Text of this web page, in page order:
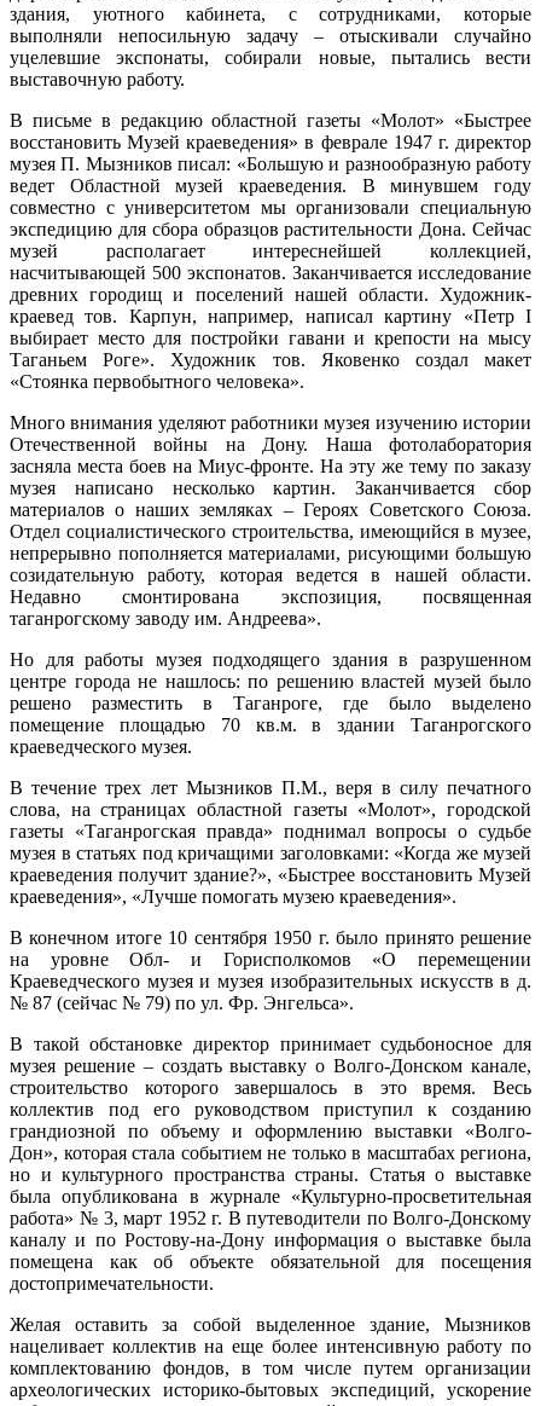
здания, уютного кабинета, с сотрудниками, которые
выполняли непосильную задачу – отыскивали случайно
уцелевшие экспонаты, собирали новые, пытались вести
выставочную работу.
В письме в редакцию областной газеты «Молот» «Быстрее
восстановить Музей краеведения» в феврале 1947 г. директор
музея П. Мызников писал: «Большую и разнообразную работу
ведет Областной музей краеведения. В минувшем году
совместно с университетом мы организовали специальную
экспедицию для сбора образцов растительности Дона. Сейчас
музей располагает интереснейшей коллекцией,
насчитывающей 500 экспонатов. Заканчивается исследование
древних городищ и поселений нашей области. Художник-
краевед тов. Карпун, например, написал картину «Петр I
выбирает место для постройки гавани и крепости на мысу
Таганьем Роге». Художник тов. Яковенко создал макет
«Стоянка первобытного человека».
Много внимания уделяют работники музея изучению истории
Отечественной войны на Дону. Наша фотолаборатория
засняла места боев на Миус-фронте. На эту же тему по заказу
музея написано несколько картин. Заканчивается сбор
материалов о наших земляках – Героях Советского Союза.
Отдел социалистического строительства, имеющийся в музее,
непрерывно пополняется материалами, рисующими большую
созидательную работу, которая ведется в нашей области.
Недавно смонтирована экспозиция, посвященная
таганрогскому заводу им. Андреева».
Но для работы музея подходящего здания в разрушенном
центре города не нашлось: по решению властей музей было
решено разместить в Таганроге, где было выделено
помещение площадью 70 кв.м. в здании Таганрогского
краеведческого музея.
В течение трех лет Мызников П.М., веря в силу печатного
слова, на страницах областной газеты «Молот», городской
газеты «Таганрогская правда» поднимал вопросы о судьбе
музея в статьях под кричащими заголовками: «Когда же музей
краеведения получит здание?», «Быстрее восстановить Музей
краеведения», «Лучше помогать музею краеведения».
В конечном итоге 10 сентября 1950 г. было принято решение
на уровне Обл- и Горисполкомов «О перемещении
Краеведческого музея и музея изобразительных искусств в д.
№ 87 (сейчас № 79) по ул. Фр. Энгельса».
В такой обстановке директор принимает судьбоносное для
музея решение – создать выставку о Волго-Донском канале,
строительство которого завершалось в это время. Весь
коллектив под его руководством приступил к созданию
грандиозной по объему и оформлению выставки «Волго-
Дон», которая стала событием не только в масштабах региона,
но и культурного пространства страны. Статья о выставке
была опубликована в журнале «Культурно-просветительная
работа» № 3, март 1952 г. В путеводители по Волго-Донскому
каналу и по Ростову-на-Дону информация о выставке была
помещена как об объекте обязательной для посещения
достопримечательности.
Желая оставить за собой выделенное здание, Мызников
нацеливает коллектив на еще более интенсивную работу по
комплектованию фондов, в том числе путем организации
археологических историко-бытовых экспедиций, ускорение